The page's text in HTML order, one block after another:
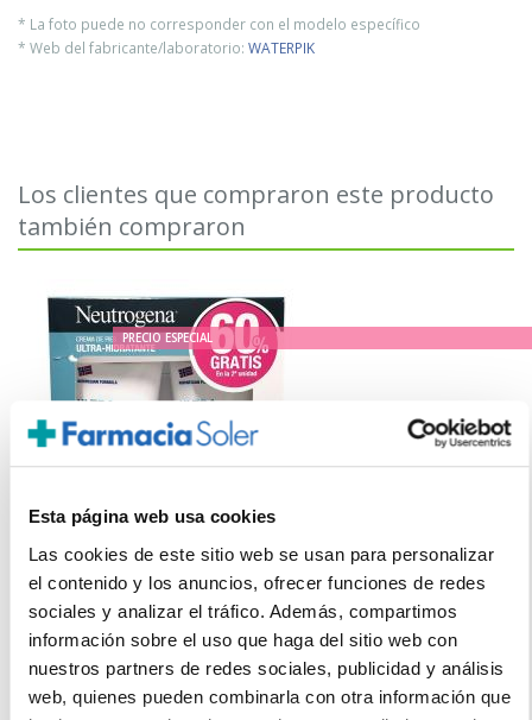
Esta página web usa cookies
Las cookies de este sitio web se usan para personalizar
el contenido y los anuncios, ofrecer funciones de redes
sociales y analizar el tráfico. Además, compartimos
información sobre el uso que haga del sitio web con
nuestros partners de redes sociales, publicidad y análisis
web, quienes pueden combinarla con otra información que
* La foto puede no corresponder con el modelo específico
* Web del fabricante/laboratorio: WATERPIK
Los clientes que compraron este producto
también compraron
PRECIO ESPECIAL
NEUTROGENA
PACK CREMA PIES (2 UNIDADES x 100ml)
15.20€
10,95€